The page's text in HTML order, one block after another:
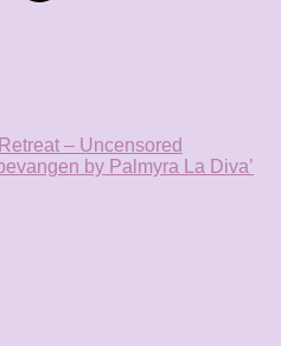
– Uncensored
by Palmyra La Diva’